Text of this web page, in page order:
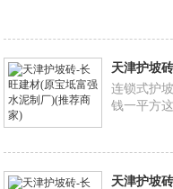
天津护坡
(推荐商家)
连锁式护
钱一平方
天津护坡